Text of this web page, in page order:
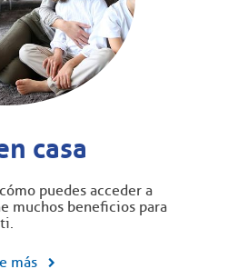
casa
puedes acceder a
muchos beneficios para
ti.
más